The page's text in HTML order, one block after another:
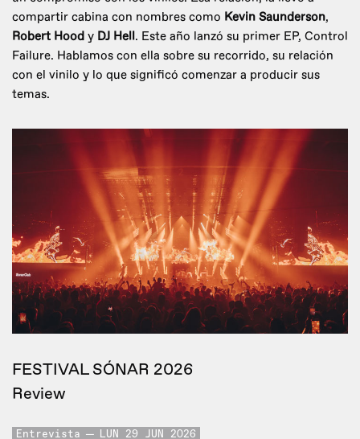
compartir cabina con nombres como Kevin Saunderson,
Robert Hood y DJ Hell. Este año lanzó su primer EP, Control
Failure. Hablamos con ella sobre su recorrido, su relación
con el vinilo y lo que significó comenzar a producir sus
temas.
FESTIVAL SÓNAR 2026
Review
Entrevista LUN 29 JUN 2026